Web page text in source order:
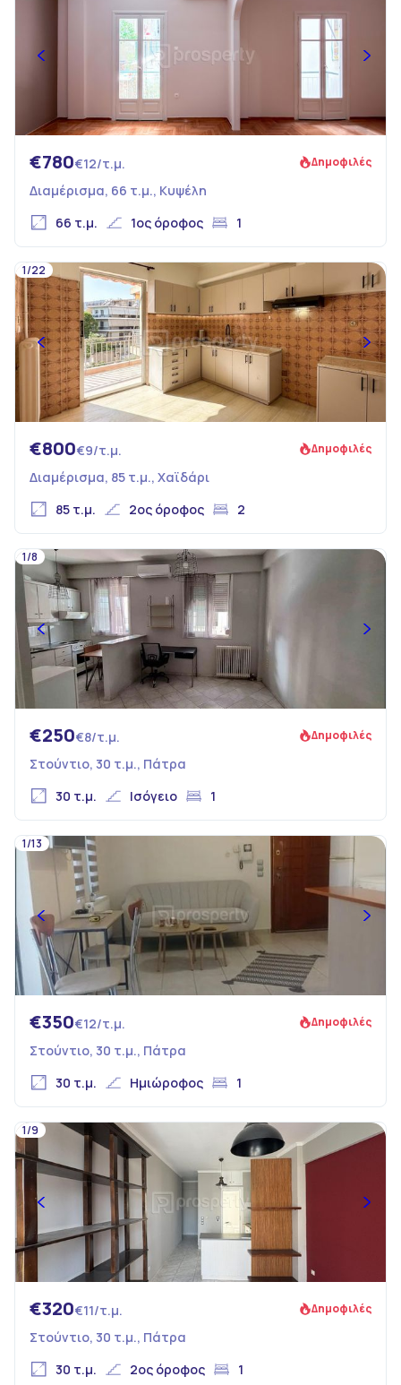
€780€12/τ.μ. Δημοφιλές
Διαμέρισμα, 66 τ.μ., Κυψέλη
66 τ.μ.
1ος όροφος 1
1/22
€800€9/τ.μ. Δημοφιλές
Διαμέρισμα, 85 τ.μ., Χαϊδάρι
85 τ.μ.
2ος όροφος 2
1/8
€250€8/τ.μ. Δημοφιλές
Στούντιο, 30 τ.μ., Πάτρα
30 τ.μ.
Ισόγειο 1
1/13
€350€12/τ.μ. Δημοφιλές
Στούντιο, 30 τ.μ., Πάτρα
30 τ.μ.
Ημιώροφος 1
1/9
€320€11/τ.μ. Δημοφιλές
Στούντιο, 30 τ.μ., Πάτρα
30 τ.μ.
2ος όροφος 1